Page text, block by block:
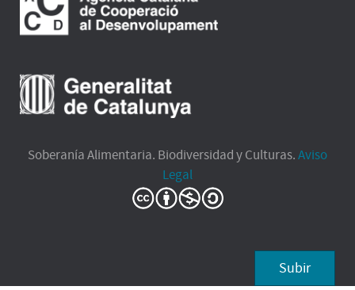
Soberanía Alimentaria. Biodiversidad y Culturas.Aviso
Legal
Subir